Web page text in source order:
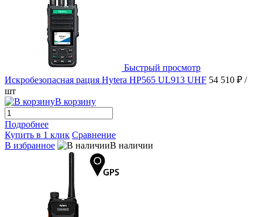
Быстрый просмотр
Искробезопасная рация Hytera HP565 UL913 UHF 54 510 ₽ /
шт
В корзину
Подробнее
Купить в 1 клик Сравнение
В избранное
В наличии